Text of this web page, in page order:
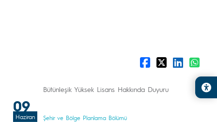
09
Haziran
Bütünleşik Yüksek Lisans Hakkında Duyuru
Şehir ve Bölge Planlama Bölümü